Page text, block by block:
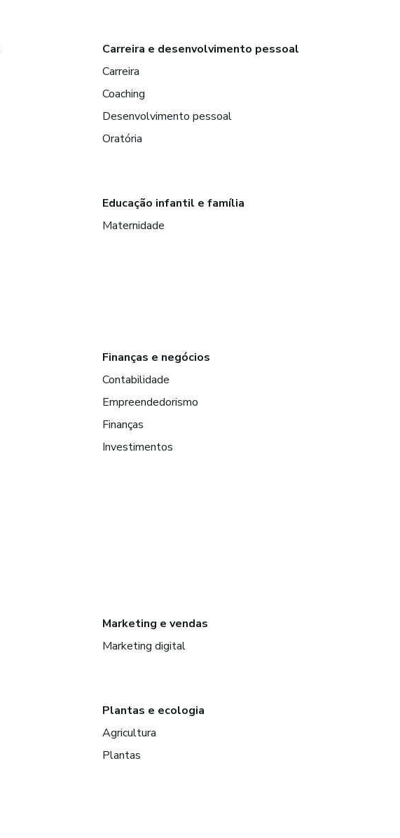
Carreira e desenvolvimento pessoal
Carreira
Coaching
Desenvolvimento pessoal
Oratória
Educação infantil e família
Maternidade
Finanças e negócios
Contabilidade
Empreendedorismo
Finanças
Investimentos
Marketing e vendas
Marketing digital
Plantas e ecologia
Agricultura
Plantas